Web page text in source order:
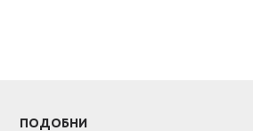
ПОДОБНИ